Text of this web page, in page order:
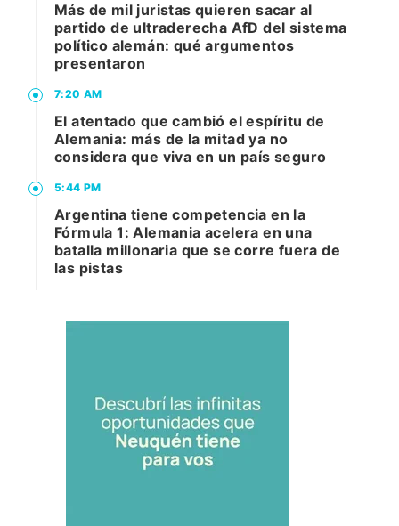
Más de mil juristas quieren sacar al
partido de ultraderecha AfD del sistema
político alemán: qué argumentos
presentaron
7:20 AM
El atentado que cambió el espíritu de
Alemania: más de la mitad ya no
considera que viva en un país seguro
5:44 PM
Argentina tiene competencia en la
Fórmula 1: Alemania acelera en una
batalla millonaria que se corre fuera de
las pistas